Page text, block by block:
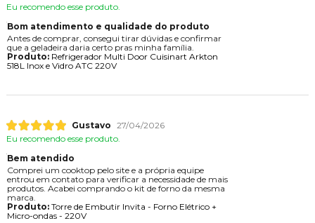
Eu recomendo esse produto.
Bom atendimento e qualidade do produto
Antes de comprar, consegui tirar dúvidas e confirmar
que a geladeira daria certo pras minha família.
Produto:Refrigerador Multi Door Cuisinart Arkton
518L Inox e Vidro ATC 220V
Gustavo 27/04/2026
Eu recomendo esse produto.
Bem atendido
Comprei um cooktop pelo site e a própria equipe
entrou em contato para verificar a necessidade de mais
produtos. Acabei comprando o kit de forno da mesma
marca.
Produto:Torre de Embutir Invita - Forno Elétrico +
Micro-ondas - 220V